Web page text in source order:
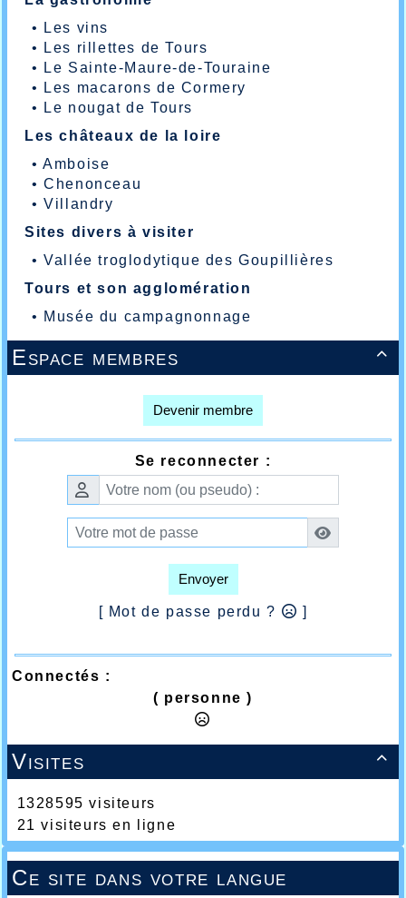
•
Les vins
•
Les rillettes de Tours
•
Le Sainte-Maure-de-Touraine
•
Les macarons de Cormery
•
Le nougat de Tours
Les châteaux de la loire
•Amboise
•Chenonceau
•Villandry
Sites divers à visiter
•Vallée troglodytique des Goupillières
Tours et son agglomération
• Musée du campagnonnage

Espace membres
Devenir membre
Se reconnecter :
Envoyer
[ Mot de passe perdu ? ]
Connectés :
( personne )

Visites
1328595 visiteurs
21 visiteurs en ligne
Ce site dans votre langue